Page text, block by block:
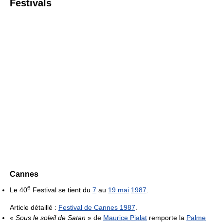
Festivals
Cannes
Le 40e Festival se tient du 7 au 19 mai 1987
Article détaillé : Festival de Cannes 1987
« Sous le soleil de Satan » de Maurice Pialat remporte la Palme